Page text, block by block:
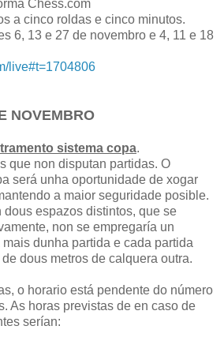
Chess.com
a cinco roldas e cinco minutos.
6, 13 e 27 de novembro e 4, 11 e 18
live#t=1704806
NOVEMBRO
sistema copa.
que non disputan partidas. O
será unha oportunidade de xogar
a maior seguridade posible.
espazos distintos, que se
non se empregaría un
dunha partida e cada partida
dous metros de calquera outra.
o horario está pendente do número
As horas previstas de en caso de
serían: